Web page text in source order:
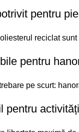
pentru
reciclat sunt
pentru
pe scurt:
pentru